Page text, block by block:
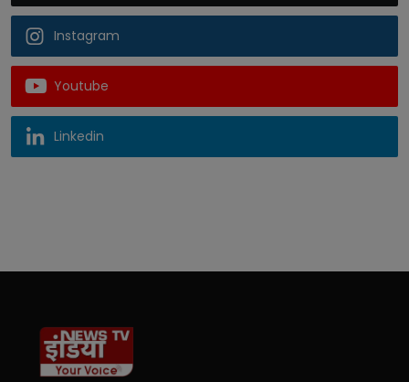
Instagram
Youtube
Linkedin